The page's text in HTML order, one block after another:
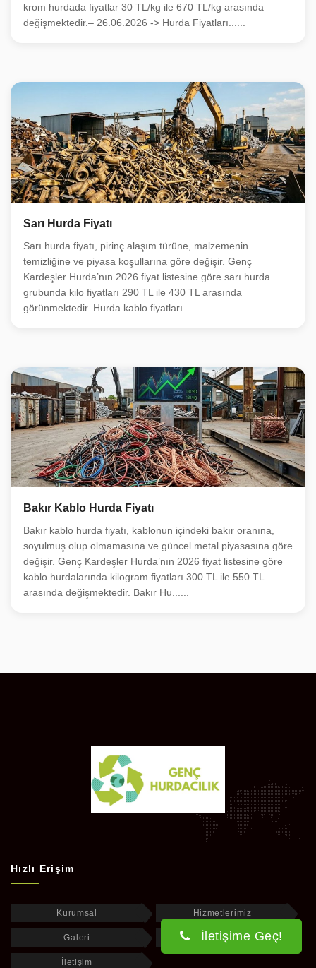
krom hurdada fiyatlar 30 TL/kg ile 670 TL/kg arasında
değişmektedir.– 26.06.2026 -> Hurda Fiyatları......
Sarı Hurda Fiyatı
Sarı hurda fiyatı, pirinç alaşım türüne, malzemenin
temizliğine ve piyasa koşullarına göre değişir. Genç
Kardeşler Hurda’nın 2026 fiyat listesine göre sarı hurda
grubunda kilo fiyatları 290 TL ile 430 TL arasında
görünmektedir. Hurda kablo fiyatları ......
Bakır Kablo Hurda Fiyatı
Bakır kablo hurda fiyatı, kablonun içindeki bakır oranına,
soyulmuş olup olmamasına ve güncel metal piyasasına göre
değişir. Genç Kardeşler Hurda’nın 2026 fiyat listesine göre
kablo hurdalarında kilogram fiyatları 300 TL ile 550 TL
arasında değişmektedir. Bakır Hu......
İletişime Geç!
Hızlı Erişim
Kurumsal Hizmetlerimiz
Galeri Blog
İletişim